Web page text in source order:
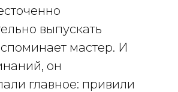
выпускать
мастер. И
он
главное: привили